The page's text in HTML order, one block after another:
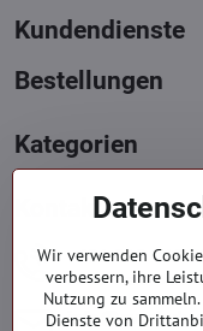
Kundendienste
Bestellungen
Kategorien
Kontakte
+421 919 060
Mont. - Freit. : 9:00 -
Wir verwenden
verbessern, ihre
Nutzung zu
Dienste von